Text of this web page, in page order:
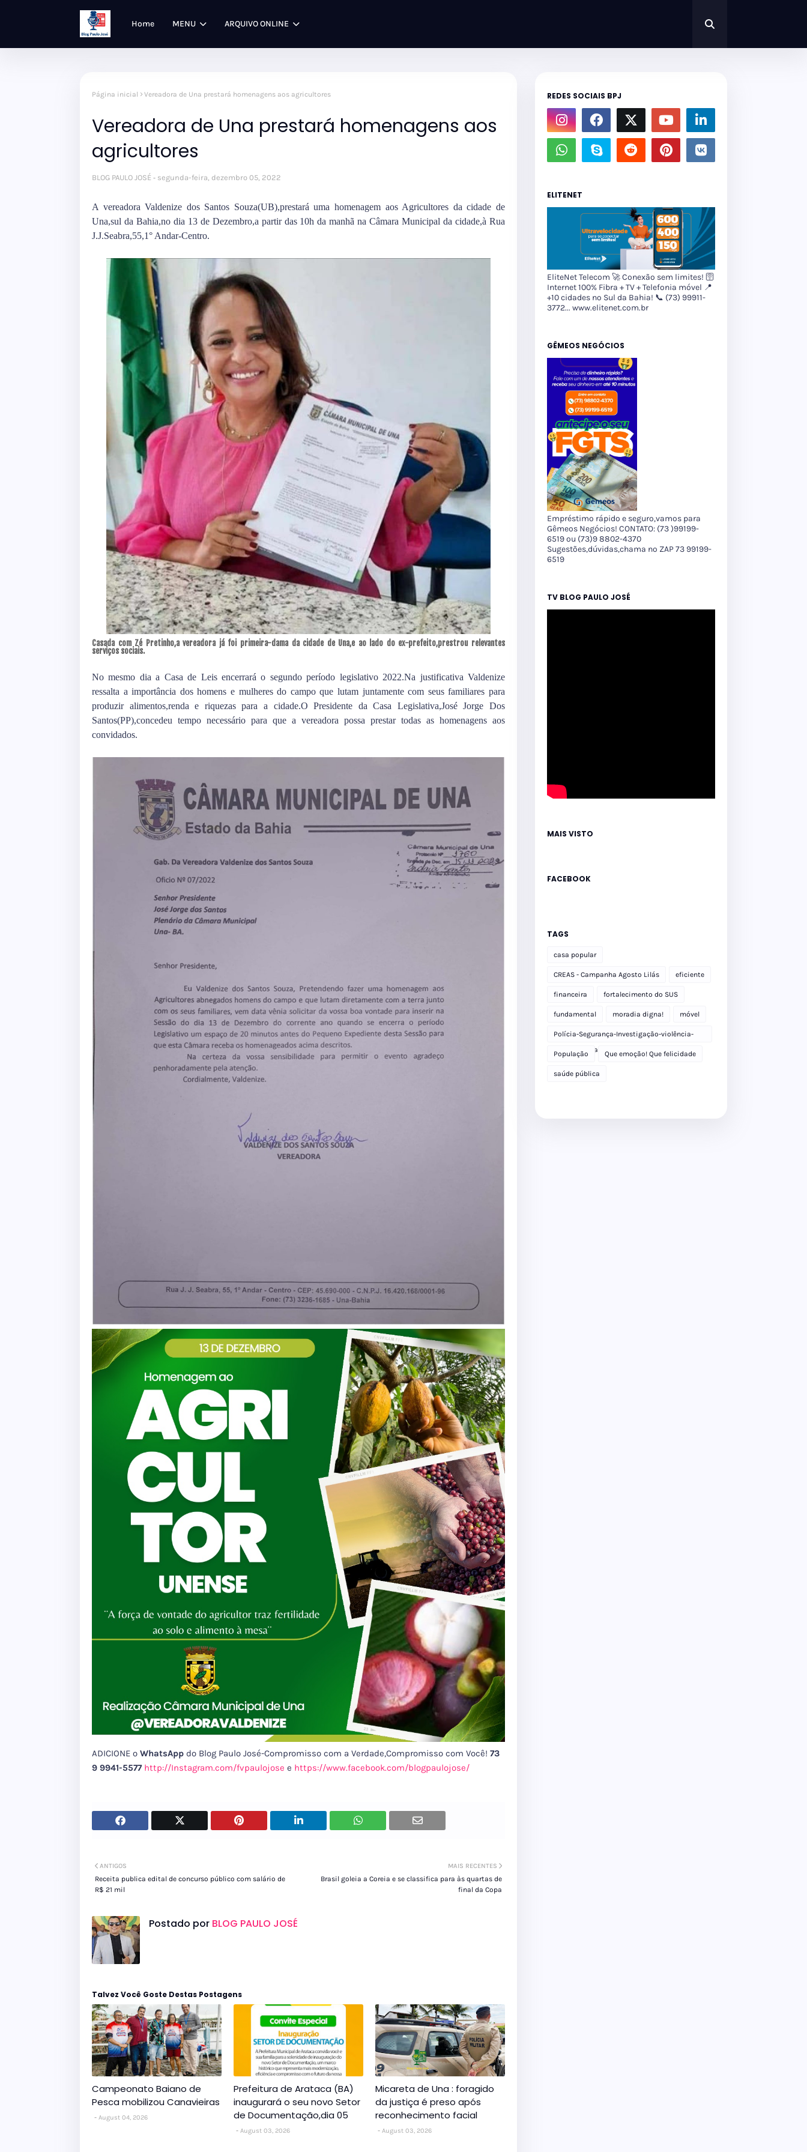
Home MENU ARQUIVO ONLINE
Página inicial Vereadora de Una prestará homenagens aos agricultores
Vereadora de Una prestará homenagens aos
agricultores
BLOG PAULO JOSÉ segunda-feira, dezembro 05, 2022
A vereadora Valdenize dos Santos Souza(UB),prestará uma homenagem aos Agricultores da cidade de
Una,sul da Bahia,no dia 13 de Dezembro,a partir das 10h da manhã na Câmara Municipal da cidade,à Rua
J.J.Seabra,55,1° Andar-Centro.
Casada com Zé Pretinho,a vereadora já foi primeira-dama da cidade de Una,e ao lado do ex-prefeito,prestrou relevantes
serviços sociais.
No mesmo dia a Casa de Leis encerrará o segundo período legislativo 2022.Na justificativa Valdenize
ressalta a importância dos homens e mulheres do campo que lutam juntamente com seus familiares para
produzir alimentos,renda e riquezas para a cidade.O Presidente da Casa Legislativa,José Jorge Dos
Santos(PP),concedeu tempo necessário para que a vereadora possa prestar todas as homenagens aos
convidados.
ADICIONE o WhatsApp do Blog Paulo José-Compromisso com a Verdade,Compromisso com Você! 73
9 9941-5577 http://Instagram.com/fvpaulojose e https://www.facebook.com/blogpaulojose/
MAIS RECENTES
Brasil goleia a Coreia e se classifica para às quartas de
final da Copa
ANTIGOS
Receita publica edital de concurso público com salário de
R$ 21 mil
Postado por BLOG PAULO JOSÉ
Talvez Você Goste Destas Postagens
Campeonato Baiano de
Pesca mobilizou Canavieiras
August 04, 2026
Prefeitura de Arataca (BA)
inaugurará o seu novo Setor
de Documentação,dia 05
August 03, 2026
Micareta de Una : foragido
da justiça é preso após
reconhecimento facial
August 03, 2026
REDES SOCIAIS BPJ
ELITENET
EliteNet Telecom 🚀 Conexão sem limites! 🛜
Internet 100% Fibra + TV + Telefonia móvel 📍
+10 cidades no Sul da Bahia! 📞 (73) 99911-
3772... www.elitenet.com.br
GÊMEOS NEGÓCIOS
Empréstimo rápido e seguro,vamos para
Gêmeos Negócios! CONTATO: (73 )99199-
6519 ou (73)9 8802-4370
Sugestões,dúvidas,chama no ZAP 73 99199-
6519
TV BLOG PAULO JOSÉ
MAIS VISTO
FACEBOOK
TAGS
casa popular
CREAS - Campanha Agosto Lilás eficiente
financeira fortalecimento do SUS
fundamental moradia digna! móvel
Polícia-Segurança-Investigação-violência-
Polícia Militar-delegacia
População Que emoção! Que felicidade
saúde pública